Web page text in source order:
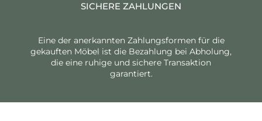
SICHERE ZAHLUNGEN
Eine der anerkannten Zahlungsformen für die
gekauften Möbel ist die Bezahlung bei Abholung,
die eine ruhige und sichere Transaktion
garantiert.